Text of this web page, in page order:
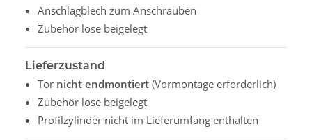
Anschlagblech zum Anschrauben
Zubehör lose beigelegt
Lieferzustand
Tor nicht endmontiert (Vormontage erforderlich)
Zubehör lose beigelegt
Profilzylinder nicht im Lieferumfang enthalten